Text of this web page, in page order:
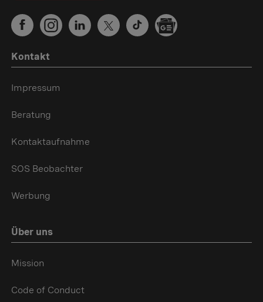
Kontakt
Impressum
Beratung
Kontaktaufnahme
SOS Beobachter
Werbung
Über uns
Mission
Code of Conduct